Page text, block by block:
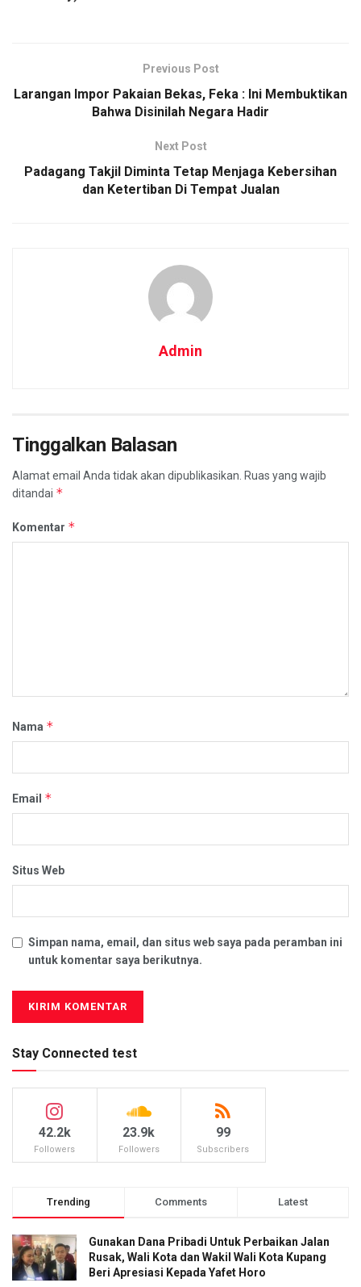
Previous Post
Larangan Impor Pakaian Bekas, Feka : Ini Membuktikan
Bahwa Disinilah Negara Hadir
Next Post
Padagang Takjil Diminta Tetap Menjaga Kebersihan
dan Ketertiban Di Tempat Jualan
Admin
Tinggalkan Balasan
Alamat email Anda tidak akan dipublikasikan. Ruas yang wajib
ditandai *
Komentar *
Nama *
Email *
Situs Web
Simpan nama, email, dan situs web saya pada peramban ini
untuk komentar saya berikutnya.
Stay Connected test
42.2k
Followers
23.9k
Followers
99
Subscribers
Trending Comments Latest
Gunakan Dana Pribadi Untuk Perbaikan Jalan
Rusak, Wali Kota dan Wakil Wali Kota Kupang
Beri Apresiasi Kepada Yafet Horo